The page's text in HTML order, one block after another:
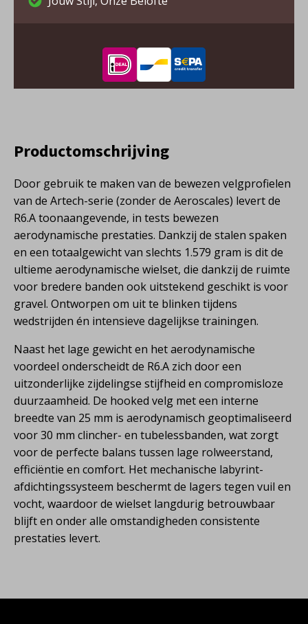
Productomschrijving
Door gebruik te maken van de bewezen velgprofielen
van de Artech-serie (zonder de Aeroscales) levert de
R6.A toonaangevende, in tests bewezen
aerodynamische prestaties. Dankzij de stalen spaken
en een totaalgewicht van slechts 1.579 gram is dit de
ultieme aerodynamische wielset, die dankzij de ruimte
voor bredere banden ook uitstekend geschikt is voor
gravel. Ontworpen om uit te blinken tijdens
wedstrijden én intensieve dagelijkse trainingen.
Naast het lage gewicht en het aerodynamische
voordeel onderscheidt de R6.A zich door een
uitzonderlijke zijdelingse stijfheid en compromisloze
duurzaamheid. De hooked velg met een interne
breedte van 25 mm is aerodynamisch geoptimaliseerd
voor 30 mm clincher- en tubelessbanden, wat zorgt
voor de perfecte balans tussen lage rolweerstand,
efficiëntie en comfort. Het mechanische labyrint-
afdichtingssysteem beschermt de lagers tegen vuil en
vocht, waardoor de wielset langdurig betrouwbaar
blijft en onder alle omstandigheden consistente
prestaties levert.